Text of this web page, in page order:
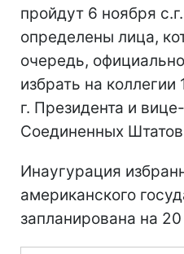
пройдут 6 ноября
определены лица,
очередь,
избрать на коллегии
г. Президента и
Соединенных
Инаугурация
американского
запланирована на